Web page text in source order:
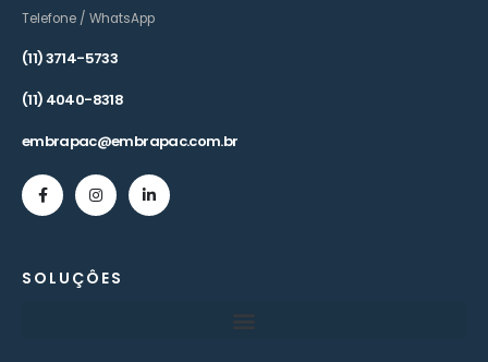
Telefone / WhatsApp
(11) 3714-5733
(11) 4040-8318
embrapac@embrapac.com.br
SOLUÇÔES